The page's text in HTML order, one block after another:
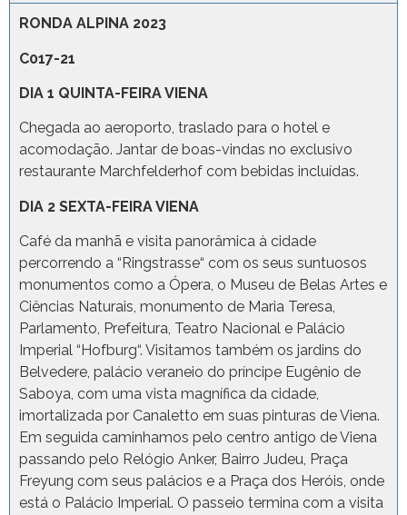
RONDA ALPINA 2023
C017-21
DIA 1 QUINTA-FEIRA VIENA
Chegada ao aeroporto, traslado para o hotel e
acomodação. Jantar de boas-vindas no exclusivo
restaurante Marchfelderhof com bebidas incluídas.
DIA 2 SEXTA-FEIRA VIENA
Café da manhã e visita panorâmica à cidade
percorrendo a “Ringstrasse“ com os seus suntuosos
monumentos como a Ópera, o Museu de Belas Artes e
Ciências Naturais, monumento de Maria Teresa,
Parlamento, Prefeitura, Teatro Nacional e Palácio
Imperial “Hofburg“. Visitamos também os jardins do
Belvedere, palácio veraneio do príncipe Eugênio de
Saboya, com uma vista magnífica da cidade,
imortalizada por Canaletto em suas pinturas de Viena.
Em seguida caminhamos pelo centro antigo de Viena
passando pelo Relógio Anker, Bairro Judeu, Praça
Freyung com seus palácios e a Praça dos Heróis, onde
está o Palácio Imperial. O passeio termina com a visita